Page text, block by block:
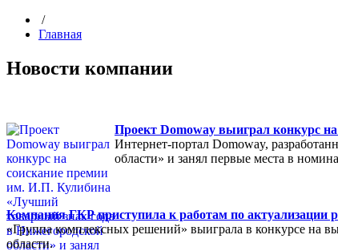
/
Главная
Новости компании
Проект Domoway выиграл конкурс
Интернет-портал Domoway,
области» и занял первые места в
Компания ГКР приступила к работам по актуализации
«Группа комплексных решений» выиграла в конкурсе на
области.